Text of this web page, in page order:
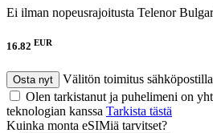
Ei ilman nopeusrajoitusta Telenor
16.82 EUR
Osta nyt
Välitön toimitus
Olen tarkistanut ja puhelimeni on
teknologian kanssa Tarkista tästä
Kuinka monta eSIMiä tarvitset?